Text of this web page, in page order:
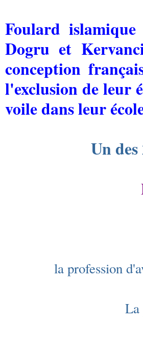
Foulard
Dogru et
conception
l'exclusion de leur
voile dans leur
Un
la profession
La